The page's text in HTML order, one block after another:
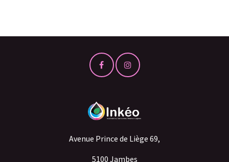
Avenue Prince de Liège 69,
5100 Jambes